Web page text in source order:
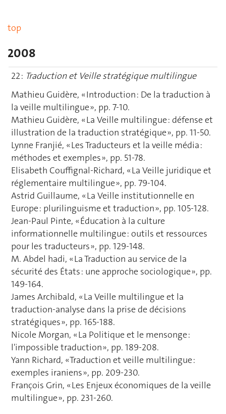
top
2008
22 : Traduction et Veille stratégique multilingue
Mathieu Guidère, « Introduction : De la traduction à
la veille multilingue », pp. 7-10.
Mathieu Guidère, « La Veille multilingue : défense et
illustration de la traduction stratégique », pp. 11-50.
Lynne Franjié, « Les Traducteurs et la veille média :
méthodes et exemples », pp. 51-78.
Elisabeth Couffignal-Richard, « La Veille juridique et
réglementaire multilingue », pp. 79-104.
Astrid Guillaume, « La Veille institutionnelle en
Europe : plurilinguisme et traduction », pp. 105-128.
Jean-Paul Pinte, « Éducation à la culture
informationnelle multilingue : outils et ressources
pour les traducteurs », pp. 129-148.
M. Abdel hadi, « La Traduction au service de la
sécurité des États : une approche sociologique », pp.
149-164.
James Archibald, « La Veille multilingue et la
traduction-analyse dans la prise de décisions
stratégiques », pp. 165-188.
Nicole Morgan, « La Politique et le mensonge :
l'impossible traduction », pp. 189-208.
Yann Richard, « Traduction et veille multilingue :
exemples iraniens », pp. 209-230.
François Grin, « Les Enjeux économiques de la veille
multilingue », pp. 231-260.